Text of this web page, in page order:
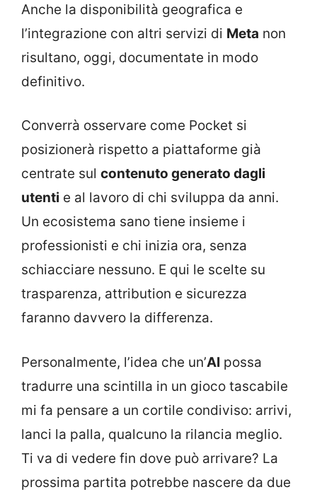
Anche la disponibilità geografica e
l’integrazione con altri servizi di Meta non
risultano, oggi, documentate in modo
definitivo.
Converrà osservare come Pocket si
posizionerà rispetto a piattaforme già
centrate sul contenuto generato dagli
utenti e al lavoro di chi sviluppa da anni.
Un ecosistema sano tiene insieme i
professionisti e chi inizia ora, senza
schiacciare nessuno. E qui le scelte su
trasparenza, attribution e sicurezza
faranno davvero la differenza.
Personalmente, l’idea che un’AI possa
tradurre una scintilla in un gioco tascabile
mi fa pensare a un cortile condiviso: arrivi,
lanci la palla, qualcuno la rilancia meglio.
Ti va di vedere fin dove può arrivare? La
prossima partita potrebbe nascere da due